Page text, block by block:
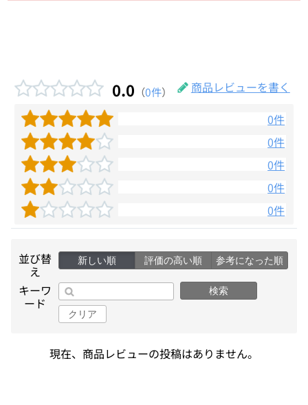
0.0 （0件）
商品レビューを書く
0件
0件
0件
0件
0件
並び替
え
新しい順 評価の高い順 参考になった順
キーワ
ード
検索
クリア
現在、商品レビューの投稿はありません。